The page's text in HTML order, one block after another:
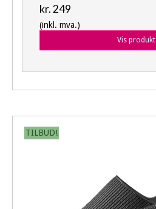
kr. 249
(inkl. mva.)
Vis produkt
TILBUD!